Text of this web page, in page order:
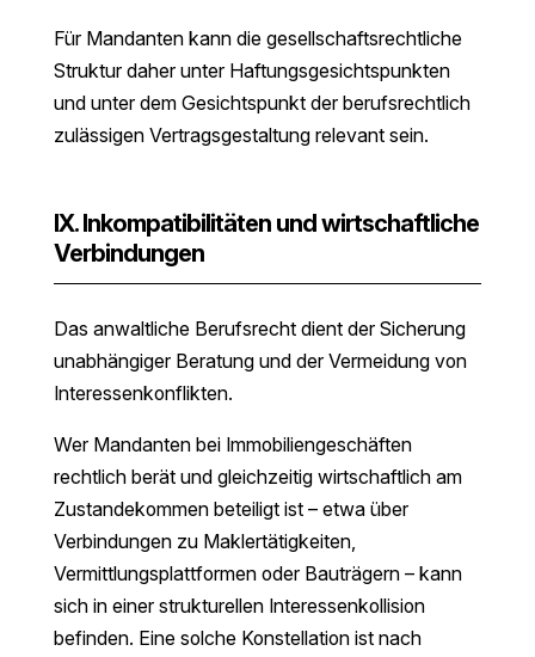
Für Mandanten kann die gesellschaftsrechtliche
Struktur daher unter Haftungsgesichtspunkten
und unter dem Gesichtspunkt der berufsrechtlich
zulässigen Vertragsgestaltung relevant sein.
IX. Inkompatibilitäten und wirtschaftliche
Verbindungen
Das anwaltliche Berufsrecht dient der Sicherung
unabhängiger Beratung und der Vermeidung von
Interessenkonflikten.
Wer Mandanten bei Immobiliengeschäften
rechtlich berät und gleichzeitig wirtschaftlich am
Zustandekommen beteiligt ist – etwa über
Verbindungen zu Maklertätigkeiten,
Vermittlungsplattformen oder Bauträgern – kann
sich in einer strukturellen Interessenkollision
befinden. Eine solche Konstellation ist nach